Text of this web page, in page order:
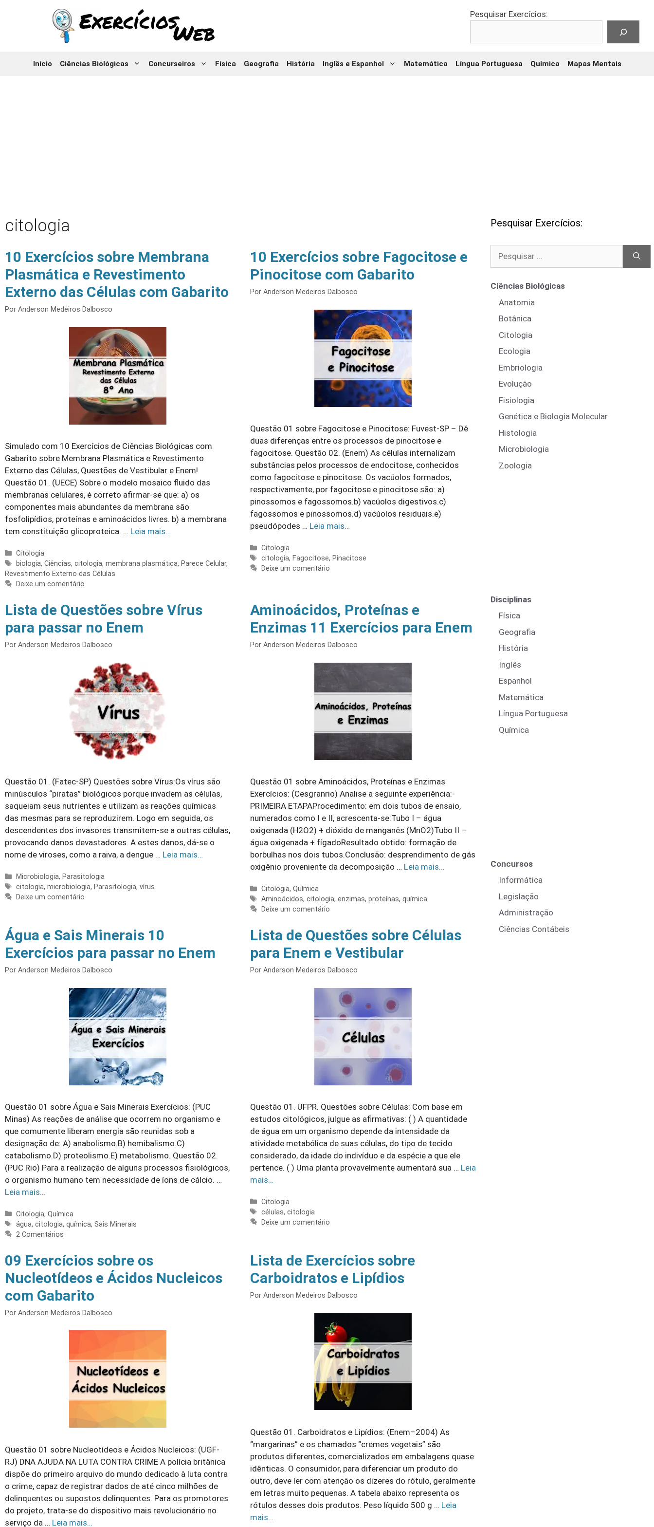
Pesquisar Exercícios:
Início Ciências Biológicas Concurseiros Física Geografia História Inglês e Espanhol Matemática Língua Portuguesa Química Mapas Mentais
citologia
10 Exercícios sobre Membrana
Plasmática e Revestimento
Externo das Células com Gabarito
Por Anderson Medeiros Dalbosco
Simulado com 10 Exercícios de Ciências Biológicas com
Gabarito sobre Membrana Plasmática e Revestimento
Externo das Células, Questões de Vestibular e Enem!
Questão 01. (UECE) Sobre o modelo mosaico fluido das
membranas celulares, é correto afirmar-se que: a) os
componentes mais abundantes da membrana são
fosfolipídios, proteínas e aminoácidos livres. b) a membrana
tem constituição glicoproteica. … Leia mais…
Categorias
Citologia
Tags
biologia,Ciências,citologia,membrana plasmática, Parece Celular,
Revestimento Externo das Células
Deixe um comentário
10 Exercícios sobre Fagocitose e
Pinocitose com Gabarito
Por Anderson Medeiros Dalbosco
Questão 01 sobre Fagocitose e Pinocitose: Fuvest-SP – Dê
duas diferenças entre os processos de pinocitose e
fagocitose. Questão 02. (Enem) As células internalizam
substâncias pelos processos de endocitose, conhecidos
como fagocitose e pinocitose. Os vacúolos formados,
respectivamente, por fagocitose e pinocitose são: a)
pinossomos e fagossomos.b) vacúolos digestivos.c)
fagossomos e pinossomos.d) vacúolos residuais.e)
pseudópodes … Leia mais…
Categorias
Citologia
Tags
citologia, Fagocitose, Pinacitose
Deixe um comentário
Lista de Questões sobre Vírus
para passar no Enem
Por Anderson Medeiros Dalbosco
Questão 01. (Fatec-SP) Questões sobre Vírus:Os vírus são
minúsculos “piratas” biológicos porque invadem as células,
saqueiam seus nutrientes e utilizam as reações químicas
das mesmas para se reproduzirem. Logo em seguida, os
descendentes dos invasores transmitem-se a outras células,
provocando danos devastadores. A estes danos, dá-se o
nome de viroses, como a raiva, a dengue … Leia mais…
Categorias
Microbiologia, Parasitologia
Tags
citologia,microbiologia, Parasitologia,vírus
Deixe um comentário
Aminoácidos, Proteínas e
Enzimas 11 Exercícios para Enem
Por Anderson Medeiros Dalbosco
Questão 01 sobre Aminoácidos, Proteínas e Enzimas
Exercícios: (Cesgranrio) Analise a seguinte experiência:-
PRIMEIRA ETAPAProcedimento: em dois tubos de ensaio,
numerados como I e II, acrescenta-se:Tubo I – água
oxigenada (H2O2) + dióxido de manganês (MnO2)Tubo II –
água oxigenada + fígadoResultado obtido: formação de
borbulhas nos dois tubos.Conclusão: desprendimento de gás
oxigênio proveniente da decomposição … Leia mais…
Categorias
Citologia,Química
Tags
Aminoácidos,citologia,enzimas,proteínas,química
Deixe um comentário
Água e Sais Minerais 10
Exercícios para passar no Enem
Por Anderson Medeiros Dalbosco
Questão 01 sobre Água e Sais Minerais Exercícios: (PUC
Minas) As reações de análise que ocorrem no organismo e
que comumente liberam energia são reunidas sob a
designação de: A) anabolismo.B) hemibalismo.C)
catabolismo.D) proteolismo.E) metabolismo. Questão 02.
(PUC Rio) Para a realização de alguns processos fisiológicos,
o organismo humano tem necessidade de íons de cálcio. …
Leia mais…
Categorias
Citologia,Química
Tags
água,citologia,química,Sais Minerais
2 Comentários
Lista de Questões sobre Células
para Enem e Vestibular
Por Anderson Medeiros Dalbosco
Questão 01. UFPR. Questões sobre Células: Com base em
estudos citológicos, julgue as afirmativas: ( ) A quantidade
de água em um organismo depende da intensidade da
atividade metabólica de suas células, do tipo de tecido
considerado, da idade do indivíduo e da espécie a que ele
pertence. ( ) Uma planta provavelmente aumentará sua … Leia
mais…
Categorias
Citologia
Tags
células,citologia
Deixe um comentário
09 Exercícios sobre os
Nucleotídeos e Ácidos Nucleicos
com Gabarito
Por Anderson Medeiros Dalbosco
Questão 01 sobre Nucleotídeos e Ácidos Nucleicos: (UGF-
RJ) DNA AJUDA NA LUTA CONTRA CRIME A polícia britânica
dispõe do primeiro arquivo do mundo dedicado à luta contra
o crime, capaz de registrar dados de até cinco milhões de
delinquentes ou supostos delinquentes. Para os promotores
do projeto, trata-se do dispositivo mais revolucionário no
serviço da … Leia mais…
Lista de Exercícios sobre
Carboidratos e Lipídios
Por Anderson Medeiros Dalbosco
Questão 01. Carboidratos e Lipídios: (Enem–2004) As
“margarinas” e os chamados “cremes vegetais” são
produtos diferentes, comercializados em embalagens quase
idênticas. O consumidor, para diferenciar um produto do
outro, deve ler com atenção os dizeres do rótulo, geralmente
em letras muito pequenas. A tabela abaixo representa os
rótulos desses dois produtos. Peso líquido 500 g … Leia
mais…
Pesquisar Exercícios:
Ciências Biológicas
Anatomia
Botânica
Citologia
Ecologia
Embriologia
Evolução
Fisiologia
Genética e Biologia Molecular
Histologia
Microbiologia
Zoologia
Disciplinas
Física
Geografia
História
Inglês
Espanhol
Matemática
Língua Portuguesa
Química
Concursos
Informática
Legislação
Administração
Ciências Contábeis